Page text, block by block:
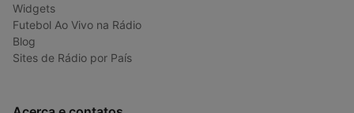
Widgets
Futebol Ao Vivo na Rádio
Blog
Sites de Rádio por País